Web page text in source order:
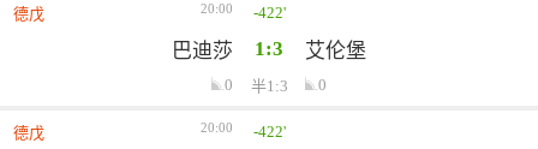
德戊 20:00 -422'
巴迪莎 1:3 艾伦堡
0 半1:3 0
德戊 20:00 -422'